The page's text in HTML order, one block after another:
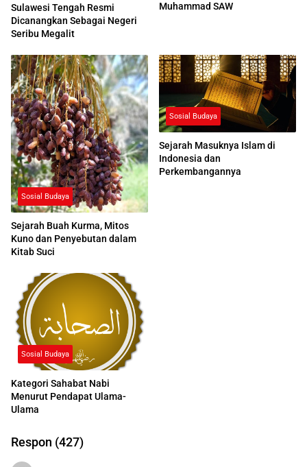
Sulawesi Tengah Resmi
Dicanangkan Sebagai Negeri
Seribu Megalit
Muhammad SAW
Sosial Budaya
Sejarah Buah Kurma, Mitos
Kuno dan Penyebutan dalam
Kitab Suci
Sosial Budaya
Sejarah Masuknya Islam di
Indonesia dan
Perkembangannya
Sosial Budaya
Kategori Sahabat Nabi
Menurut Pendapat Ulama-
Ulama
Respon (427)